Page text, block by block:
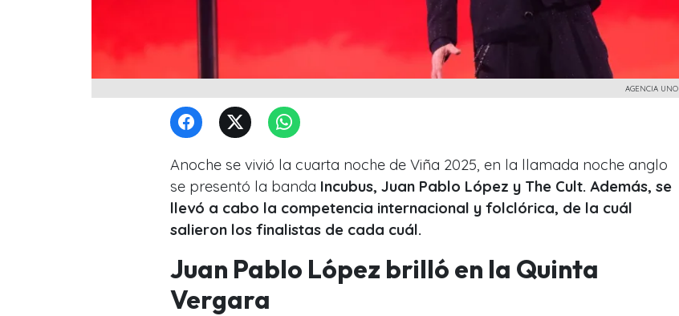
AGENCIA UNO
Anoche se vivió la cuarta noche de Viña 2025, en la llamada noche anglo
se presentó la banda Incubus, Juan Pablo López y The Cult. Además, se
llevó a cabo la competencia internacional y folclórica, de la cuál
salieron los finalistas de cada cuál.
Juan Pablo López brilló en la Quinta
Vergara